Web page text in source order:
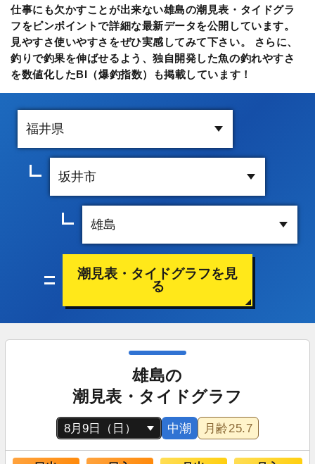
仕事にも欠かすことが出来ない雄島の潮見表・タイドグラ
フをピンポイントで詳細な最新データを公開しています。
見やすさ使いやすさをぜひ実感してみて下さい。 さらに、
釣りで釣果を伸ばせるよう、独自開発した魚の釣れやすさ
を数値化したBI（爆釣指数）も掲載しています！
潮見表・タイドグラフを見
る
雄島の
潮見表・タイドグラフ
中潮 月齢25.7